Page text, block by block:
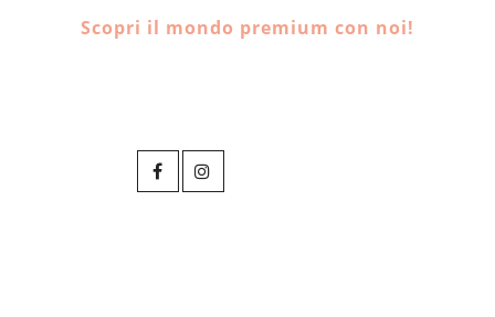
Scopri il mondo premium con noi!